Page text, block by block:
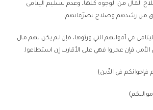
المال من الوجوه كلّها، وعدم تسليم اليتامى
من رشدهم وصلاح تصرّفاتهم.
في أموالهم التي ورثوها، فإن لم يكن لهم مال
فإن عجزوا فهي على الأقارب إن استطاعوا.
فإخوانكم في الدِّين)